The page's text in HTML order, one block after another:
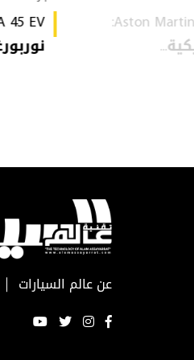
Aston Martin Heritage Collection:
عن عالم السيارات